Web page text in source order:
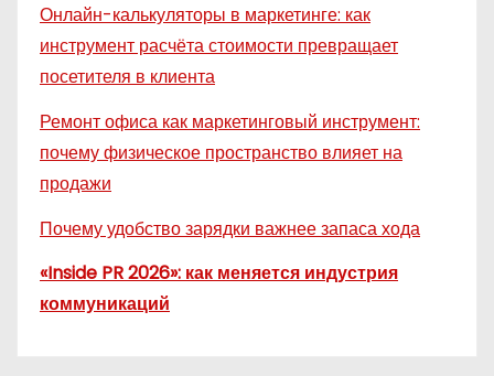
Онлайн-калькуляторы в маркетинге: как
инструмент расчёта стоимости превращает
посетителя в клиента
Ремонт офиса как маркетинговый инструмент:
почему физическое пространство влияет на
продажи
Почему удобство зарядки важнее запаса хода
«Inside PR 2026»: как меняется индустрия
коммуникаций